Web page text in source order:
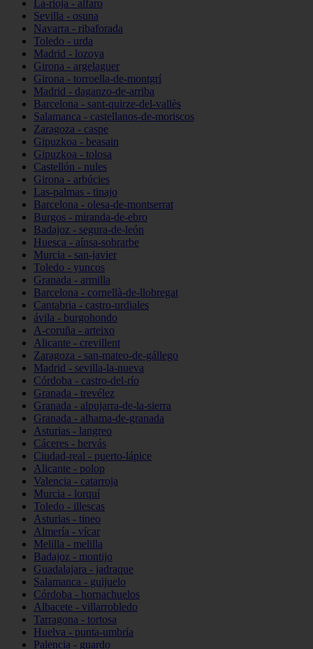
La-rioja - alfaro
Sevilla - osuna
Navarra - ribaforada
Toledo - urda
Madrid - lozoya
Girona - argelaguer
Girona - torroella-de-montgrí
Madrid - daganzo-de-arriba
Barcelona - sant-quirze-del-vallès
Salamanca - castellanos-de-moriscos
Zaragoza - caspe
Gipuzkoa - beasain
Gipuzkoa - tolosa
Castellón - nules
Girona - arbúcies
Las-palmas - tinajo
Barcelona - olesa-de-montserrat
Burgos - miranda-de-ebro
Badajoz - segura-de-león
Huesca - aínsa-sobrarbe
Murcia - san-javier
Toledo - yuncos
Granada - armilla
Barcelona - cornellà-de-llobregat
Cantabria - castro-urdiales
ávila - burgohondo
A-coruña - arteixo
Alicante - crevillent
Zaragoza - san-mateo-de-gállego
Madrid - sevilla-la-nueva
Córdoba - castro-del-río
Granada - trevélez
Granada - alpujarra-de-la-sierra
Granada - alhama-de-granada
Asturias - langreo
Cáceres - hervás
Ciudad-real - puerto-lápice
Alicante - polop
Valencia - catarroja
Murcia - lorquí
Toledo - illescas
Asturias - tineo
Almería - vícar
Melilla - melilla
Badajoz - montijo
Guadalajara - jadraque
Salamanca - guijuelo
Córdoba - hornachuelos
Albacete - villarrobledo
Tarragona - tortosa
Huelva - punta-umbría
Palencia - guardo